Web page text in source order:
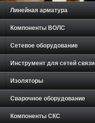
Линейная арматура
Компоненты ВОЛС
Сетевое оборудование
Инструмент для сетей связи
Изоляторы
Сварочное оборудование
Компоненты СКС